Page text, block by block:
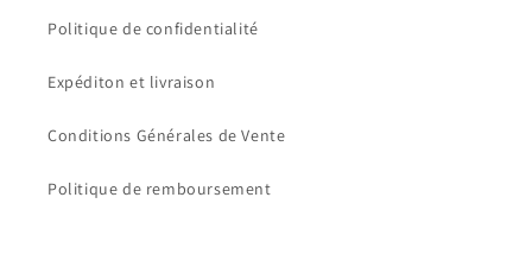
Politique de confidentialité
Expéditon et livraison
Conditions Générales de Vente
Politique de remboursement